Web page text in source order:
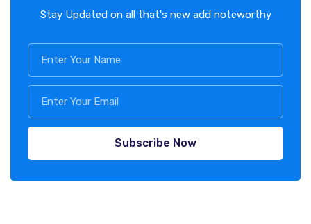
Stay Updated on all that's new add noteworthy
Subscribe Now